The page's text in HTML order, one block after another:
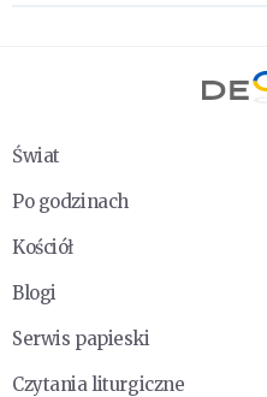
Świat
Po godzinach
Kościół
Blogi
Serwis papieski
Czytania liturgiczne